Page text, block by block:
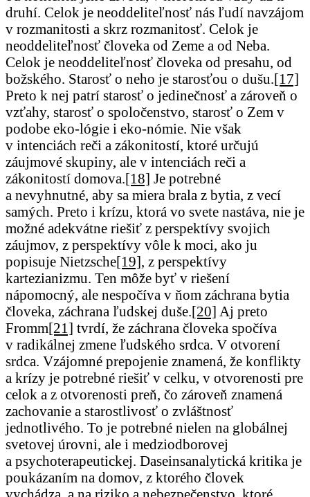
druhí. Celok je neoddeliteľnosť nás ľudí navzájom
v rozmanitosti a skrz rozmanitosť. Celok je
neoddeliteľnosť človeka od Zeme a od Neba.
Celok je neoddeliteľnosť človeka od presahu, od
božského. Starosť o neho je starosťou o dušu.[17]
Preto k nej patrí starosť o jedinečnosť a zároveň o
vzťahy, starosť o spoločenstvo, starosť o Zem v
podobe eko-lógie i eko-nómie. Nie však
v intenciách reči a zákonitostí, ktoré určujú
záujmové skupiny, ale v intenciách reči a
zákonitostí domova.[18] Je potrebné
a nevyhnutné, aby sa miera brala z bytia, z vecí
samých. Preto i krízu, ktorá vo svete nastáva, nie je
možné adekvátne riešiť z perspektívy svojich
záujmov, z perspektívy vôle k moci, ako ju
popisuje Nietzsche[19], z perspektívy
kartezianizmu. Ten môže byť v riešení
nápomocný, ale nespočíva v ňom záchrana bytia
človeka, záchrana ľudskej duše.[20] Aj preto
Fromm[21] tvrdí, že záchrana človeka spočíva
v radikálnej zmene ľudského srdca. V otvorení
srdca. Vzájomné prepojenie znamená, že konflikty
a krízy je potrebné riešiť v celku, v otvorenosti pre
celok a z otvorenosti preň, čo zároveň znamená
zachovanie a starostlivosť o zvláštnosť
jednotlivého. To je potrebné nielen na globálnej
svetovej úrovni, ale i medziodborovej
a psychoterapeutickej. Daseinsanalytická kritika je
poukázaním na domov, z ktorého človek